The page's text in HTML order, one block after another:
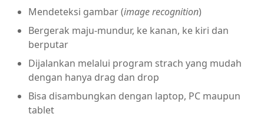
Mendeteksi gambar (image recognition)
Bergerak maju-mundur, ke kanan, ke kiri dan
berputar
Dijalankan melalui program strach yang mudah
dengan hanya drag dan drop
Bisa disambungkan dengan laptop, PC maupun
tablet